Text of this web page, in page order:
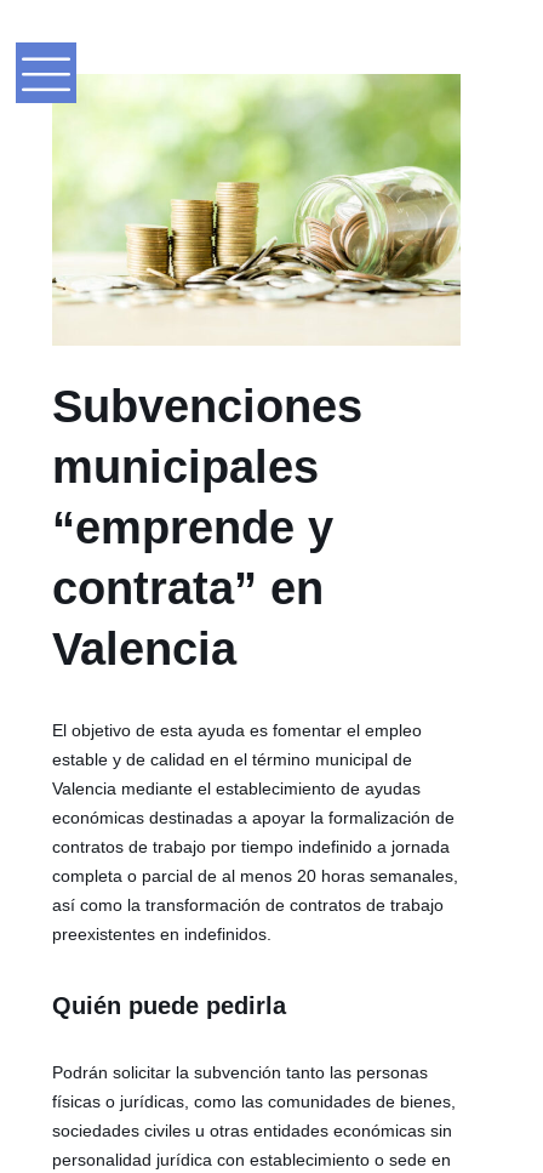
Subvenciones
municipales
“emprende y
contrata” en
Valencia
El objetivo de esta ayuda es fomentar el empleo
estable y de calidad en el término municipal de
Valencia mediante el establecimiento de ayudas
económicas destinadas a apoyar la formalización de
contratos de trabajo por tiempo indefinido a jornada
completa o parcial de al menos 20 horas semanales,
así como la transformación de contratos de trabajo
preexistentes en indefinidos.
Quién puede pedirla
Podrán solicitar la subvención tanto las personas
físicas o jurídicas, como las comunidades de bienes,
sociedades civiles u otras entidades económicas sin
personalidad jurídica con establecimiento o sede en